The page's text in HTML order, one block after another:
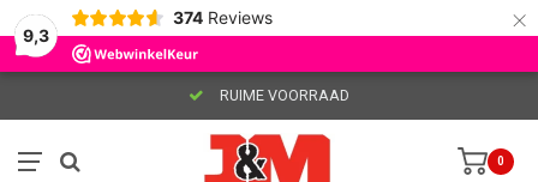
9,3
374 Reviews ×
RUIME VOORRAAD
0